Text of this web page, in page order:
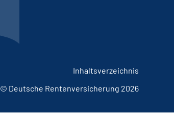
Inhaltsverzeichnis
© Deutsche Rentenversicherung 2026